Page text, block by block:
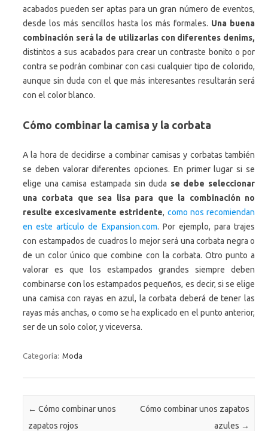
acabados pueden ser aptas para un gran número de eventos,
desde los más sencillos hasta los más formales. Una buena
combinación será la de utilizarlas con diferentes denims,
distintos a sus acabados para crear un contraste bonito o por
contra se podrán combinar con casi cualquier tipo de colorido,
aunque sin duda con el que más interesantes resultarán será
con el color blanco.
Cómo combinar la camisa y la corbata
A la hora de decidirse a combinar camisas y corbatas también
se deben valorar diferentes opciones. En primer lugar si se
elige una camisa estampada sin duda se debe seleccionar
una corbata que sea lisa para que la combinación no
resulte excesivamente estridente, como nos recomiendan
en este artículo de Expansion.com. Por ejemplo, para trajes
con estampados de cuadros lo mejor será una corbata negra o
de un color único que combine con la corbata. Otro punto a
valorar es que los estampados grandes siempre deben
combinarse con los estampados pequeños, es decir, si se elige
una camisa con rayas en azul, la corbata deberá de tener las
rayas más anchas, o como se ha explicado en el punto anterior,
ser de un solo color, y viceversa.
Categoría: Moda
Navegación de entradas
← Cómo combinar unos
zapatos rojos
Cómo combinar unos zapatos
azules →